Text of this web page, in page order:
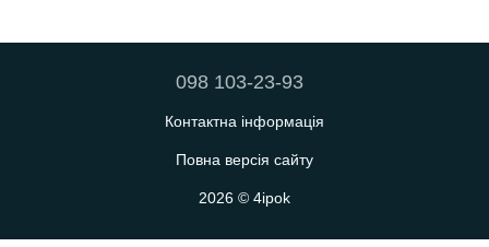
098 103-23-93
Контактна інформація
Повна версія сайту
2026 © 4ipok